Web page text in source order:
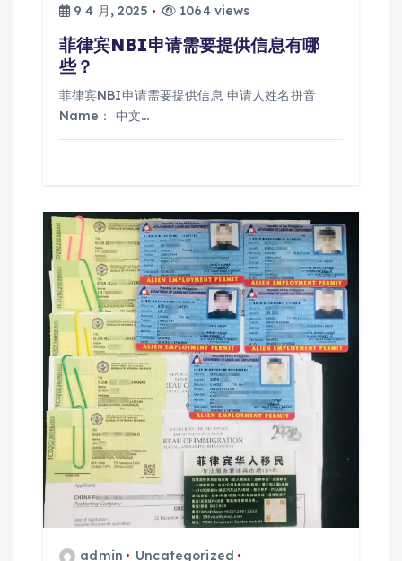
9 4 月, 2025
1064 views
菲律宾NBI申请需要提供信息有哪
些？
菲律宾NBI申请需要提供信息 申请人姓名拼音
Name： 中文…
admin Uncategorized